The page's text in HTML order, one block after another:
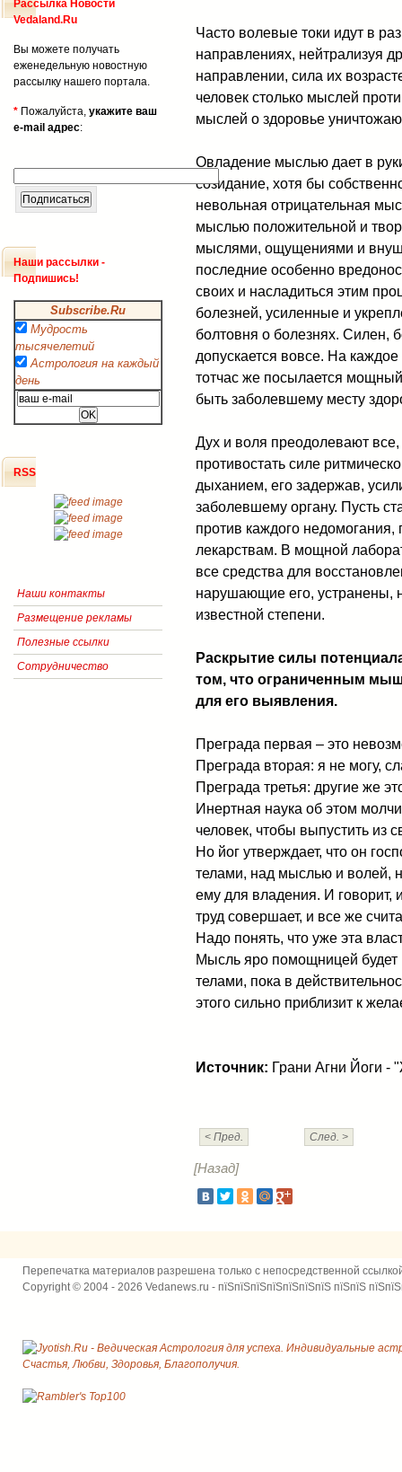
Часто волевые токи идут в
направлениях, нейтрализуя
направлении, сила их
человек столько мыслей
мыслей о здоровье
Овладение мыслью дает в
созидание, хотя бы
невольная отрицательная
мыслью положительной и
мыслями, ощущениями и
последние особенно
своих и насладиться этим
болезней, усиленные и
болтовня о болезнях. Силен,
допускается вовсе. На
тотчас же посылается
быть заболевшему месту
Дух и воля преодолевают все,
противостать силе
дыханием, его задержав,
заболевшему органу. Пусть
против каждого недомогания,
лекарствам. В мощной
все средства для
нарушающие его, устранены,
известной степени.
Раскрытие силы
том, что ограниченным
для его выявления.
Преграда первая – это
Преграда вторая: я не могу,
Преграда третья: другие же
Инертная наука об этом
человек, чтобы выпустить из
Но йог утверждает, что он
телами, над мыслью и волей,
ему для владения. И говорит,
труд совершает, и все же
Надо понять, что уже эта
Мысль яро помощницей будет
телами, пока в
этого сильно приблизит к
Источник: Грани Агни Йоги -
< Пред. След. >
[Назад]
Рассылка Новости
Vedaland.Ru
Вы можете получать
еженедельную новостную
рассылку нашего портала.
* Пожалуйста, укажите ваш
e-mail адрес:
Наши рассылки -
Подпишись!
Subscribe.Ru
Мудрость
тысячелетий
Астрология на каждый
день
RSS
Наши контакты
Размещение рекламы
Полезные ссылки
Сотрудничество
Перепечатка материалов разрешена только с непосредственной
Copyright © 2004 - 2026 Vedanews.ru - пїЅпїЅпїЅпїЅпїЅпїЅпїЅ пїЅпїЅ